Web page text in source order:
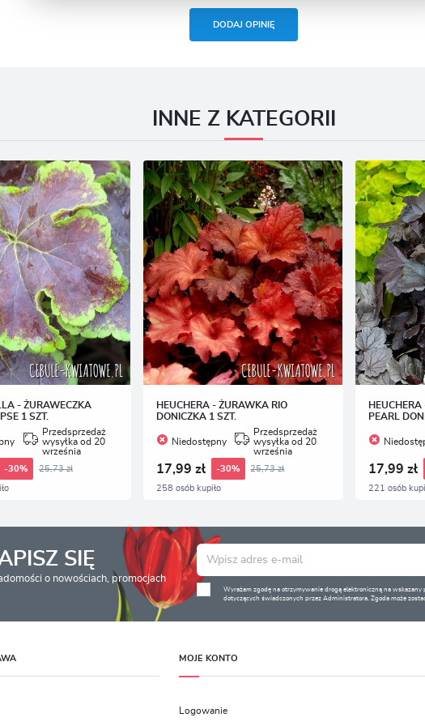
DODAJ OPINIĘ
INNE Z KATEGORII
- ŻURAWECZKA
1 SZT.
Przedsprzedaż
wysyłka od 20
września
-30% 25,73 zł
HEUCHERA - ŻURAWKA RIO
DONICZKA 1 SZT.
Niedostępny
Przedsprzedaż
wysyłka od 20
września
17,99 zł -30% 25,73 zł
258 osób kupiło
PEARL
17,99 zł
221 osób
SIĘ
o nowościach, promocjach
Wyrażam zgodę na otrzymywanie drogą elektroniczną na wskazany
dotyczących świadczonych przez Administratora. Zgoda może
MOJE KONTO
Logowanie
Dzięki reklamowym plikom cookies prezentujemy Ci najciekawsze informacje i aktualności na